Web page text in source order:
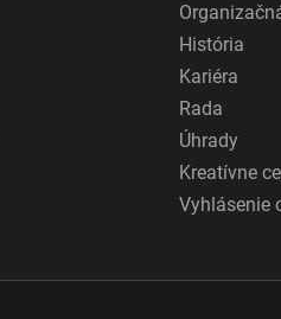
História
Kariéra
Rada
Úhrady
Kreatívne
Vyhlásenie